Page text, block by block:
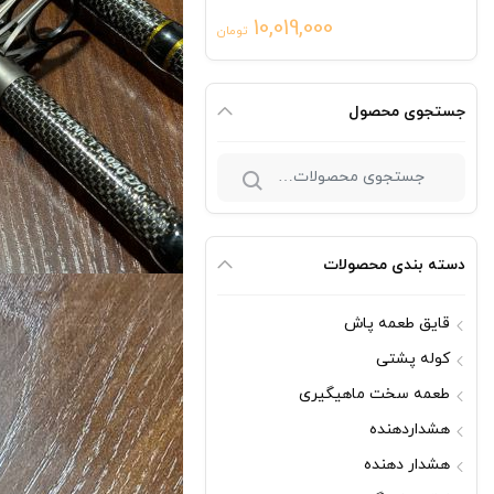
10,019,000 تومان
جستجوی محصول
دسته بندی محصولات
قایق طعمه پاش
کوله پشتی
طعمه سخت ماهیگیری
هشداردهنده
هشدار دهنده